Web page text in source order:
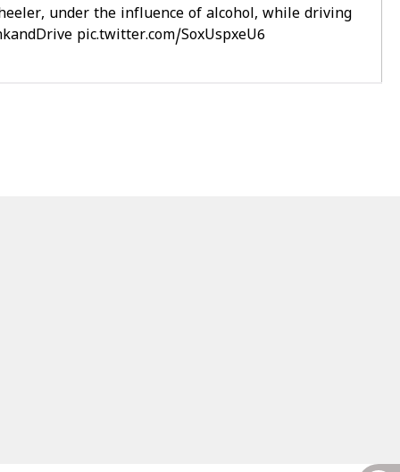
under the influence of alcohol, while driving
pic.twitter.com/SoxUspxeU6